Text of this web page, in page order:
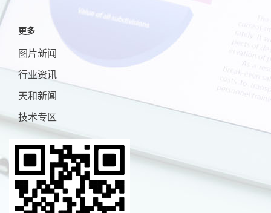
更多
图片新闻
行业资讯
天和新闻
技术专区